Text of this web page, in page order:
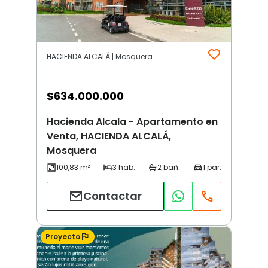
HACIENDA ALCALÁ | Mosquera
$634.000.000
Hacienda Alcala - Apartamento en
Venta, HACIENDA ALCALÁ,
Mosquera
Contactar
Proyecto